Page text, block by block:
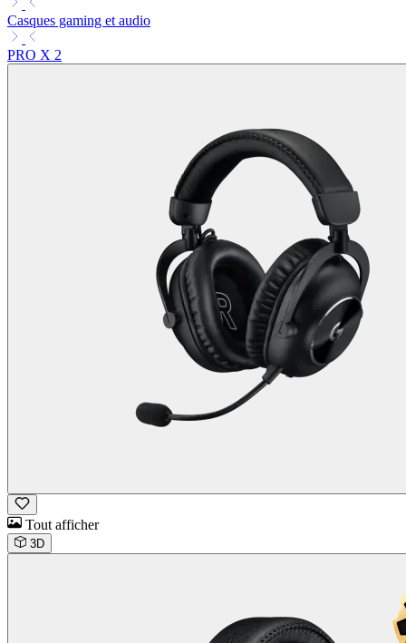
Casques gaming et audio
PRO X 2
Tout afficher
3D